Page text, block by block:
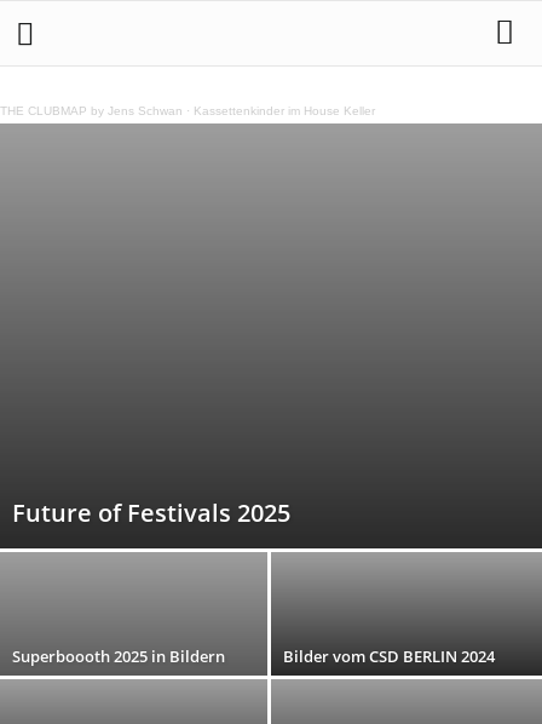
THE CLUBMAP by Jens Schwan · Kassettenkinder im House Keller
Future of Festivals 2025
Superboooth 2025 in Bildern Bilder vom CSD BERLIN 2024